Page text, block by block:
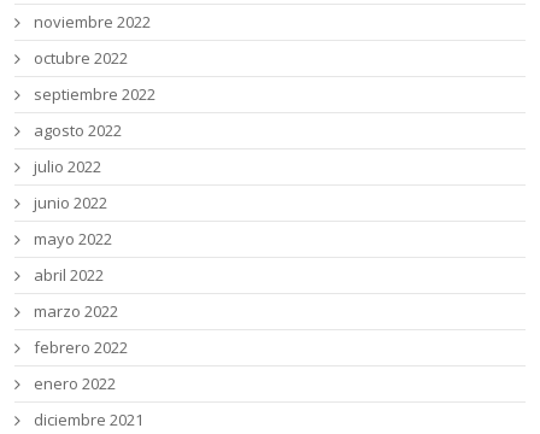
noviembre 2022
octubre 2022
septiembre 2022
agosto 2022
julio 2022
junio 2022
mayo 2022
abril 2022
marzo 2022
febrero 2022
enero 2022
diciembre 2021